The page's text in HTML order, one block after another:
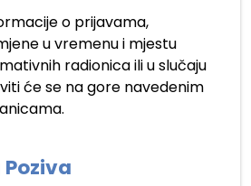
o prijavama,
u vremenu i mjestu
radionica ili u slučaju
će se na gore navedenim